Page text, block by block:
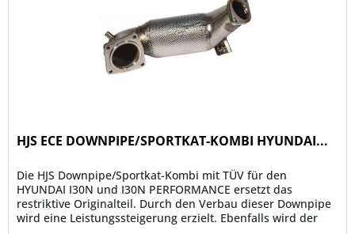
HJS ECE DOWNPIPE/SPORTKAT-KOMBI HYUNDAI...
Die HJS Downpipe/Sportkat-Kombi mit TÜV für den
HYUNDAI I30N und I30N PERFORMANCE ersetzt das
restriktive Originalteil. Durch den Verbau dieser Downpipe
wird eine Leistungssteigerung erzielt. Ebenfalls wird der